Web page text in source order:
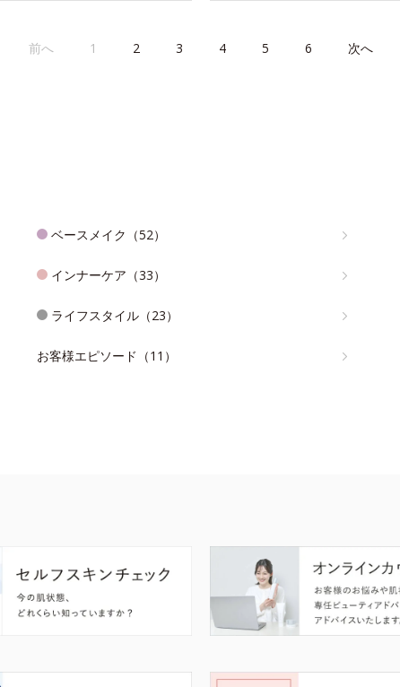
前へ 1 2 3 4 5 6 次へ
ベースメイク（52）
インナーケア（33）
ライフスタイル（23）
お客様エピソード（11）